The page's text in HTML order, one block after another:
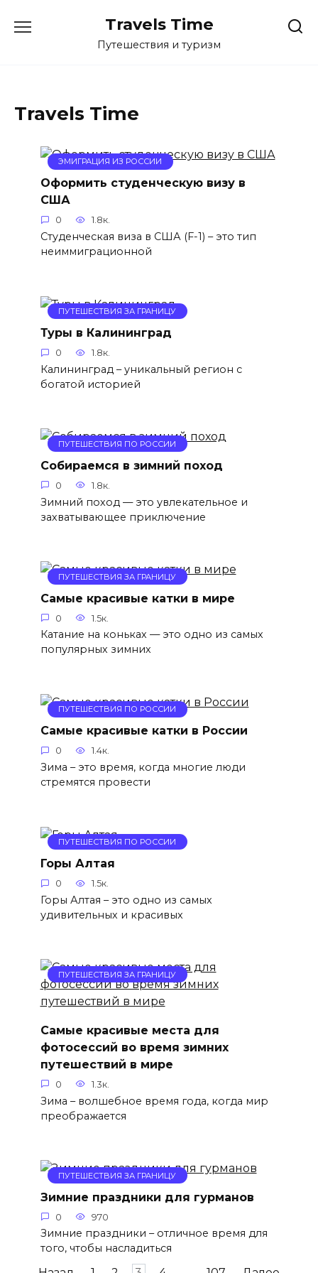
Travels Time
Путешествия и туризм
Travels Time
ЭМИГРАЦИЯ ИЗ РОССИИ
Оформить студенческую визу в
США
0 1.8к.
Студенческая виза в США (F-1) – это тип
неиммиграционной
ПУТЕШЕСТВИЯ ЗА ГРАНИЦУ
Туры в Калининград
0 1.8к.
Калининград – уникальный регион с
богатой историей
ПУТЕШЕСТВИЯ ПО РОССИИ
Собираемся в зимний поход
0 1.8к.
Зимний поход — это увлекательное и
захватывающее приключение
ПУТЕШЕСТВИЯ ЗА ГРАНИЦУ
Самые красивые катки в мире
0 1.5к.
Катание на коньках — это одно из самых
популярных зимних
ПУТЕШЕСТВИЯ ПО РОССИИ
Самые красивые катки в России
0 1.4к.
Зима – это время, когда многие люди
стремятся провести
ПУТЕШЕСТВИЯ ПО РОССИИ
Горы Алтая
0 1.5к.
Горы Алтая – это одно из самых
удивительных и красивых
ПУТЕШЕСТВИЯ ЗА ГРАНИЦУ
Самые красивые места для
фотосессий во время зимних
путешествий в мире
0 1.3к.
Зима – волшебное время года, когда мир
преображается
ПУТЕШЕСТВИЯ ЗА ГРАНИЦУ
Зимние праздники для гурманов
0 970
Зимние праздники – отличное время для
того, чтобы насладиться